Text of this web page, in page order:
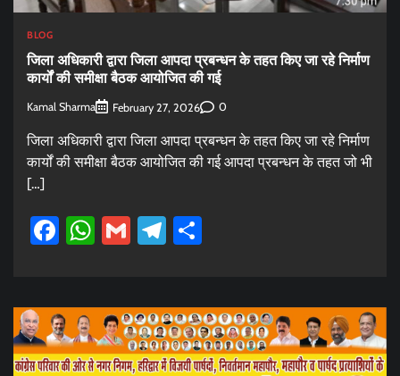
BLOG
जिला अधिकारी द्वारा जिला आपदा प्रबन्धन के तहत किए जा रहे निर्माण
कार्यों की समीक्षा बैठक आयोजित की गई
Kamal Sharma February 27, 2026 0
जिला अधिकारी द्वारा जिला आपदा प्रबन्धन के तहत किए जा रहे निर्माण
कार्यों की समीक्षा बैठक आयोजित की गई आपदा प्रबन्धन के तहत जो भी
[…]
Facebook
WhatsApp
GmailTelegram